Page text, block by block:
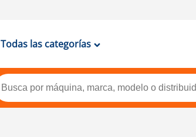
Todas las categorías